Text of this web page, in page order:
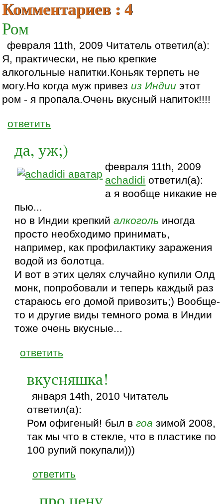
Комментариев : 4
Ром
февраля 11th, 2009 Читатель ответил(а):
Я, практически, не пью крепкие
алкогольные напитки.Коньяк терпеть не
могу.Но когда муж привез из Индии этот
ром - я пропала.Очень вкусный напиток!!!!
ответить
да, уж;)
февраля 11th, 2009
achadidi ответил(а):
а я вообще никакие не
пью...
но в Индии крепкийалкоголь иногда
просто необходимо принимать,
например, как профилактику заражения
водой из болотца.
И вот в этих целях случайно купили Олд
монк, попробовали и теперь каждый раз
стараюсь его домой привозить;) Вообще-
то и другие виды темного рома в Индии
тоже очень вкусные...
ответить
вкусняшка!
января 14th, 2010 Читатель
ответил(а):
Ром офигеный! был вгоа зимой 2008,
так мы что в стекле, что в пластике по
100 рупий покупали)))
ответить
про цену